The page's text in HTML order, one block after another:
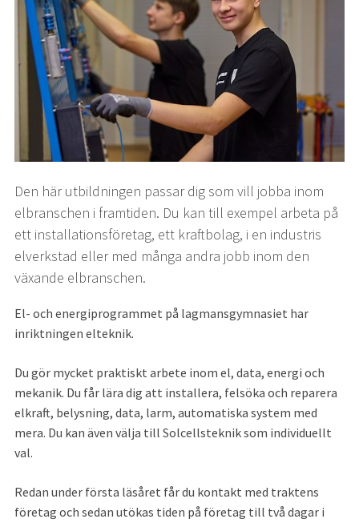
Den här utbildningen passar dig som vill jobba inom
elbranschen i framtiden. Du kan till exempel arbeta på
ett installationsföretag, ett kraftbolag, i en industris
elverkstad eller med många andra jobb inom den
växande elbranschen.
El- och energiprogrammet på lagmansgymnasiet har
inriktningen elteknik.
Du gör mycket praktiskt arbete inom el, data, energi och
mekanik. Du får lära dig att installera, felsöka och reparera
elkraft, belysning, data, larm, automatiska system med
mera. Du kan även välja till Solcellsteknik som individuellt
val.
Redan under första läsåret får du kontakt med traktens
företag och sedan utökas tiden på företag till två dagar i